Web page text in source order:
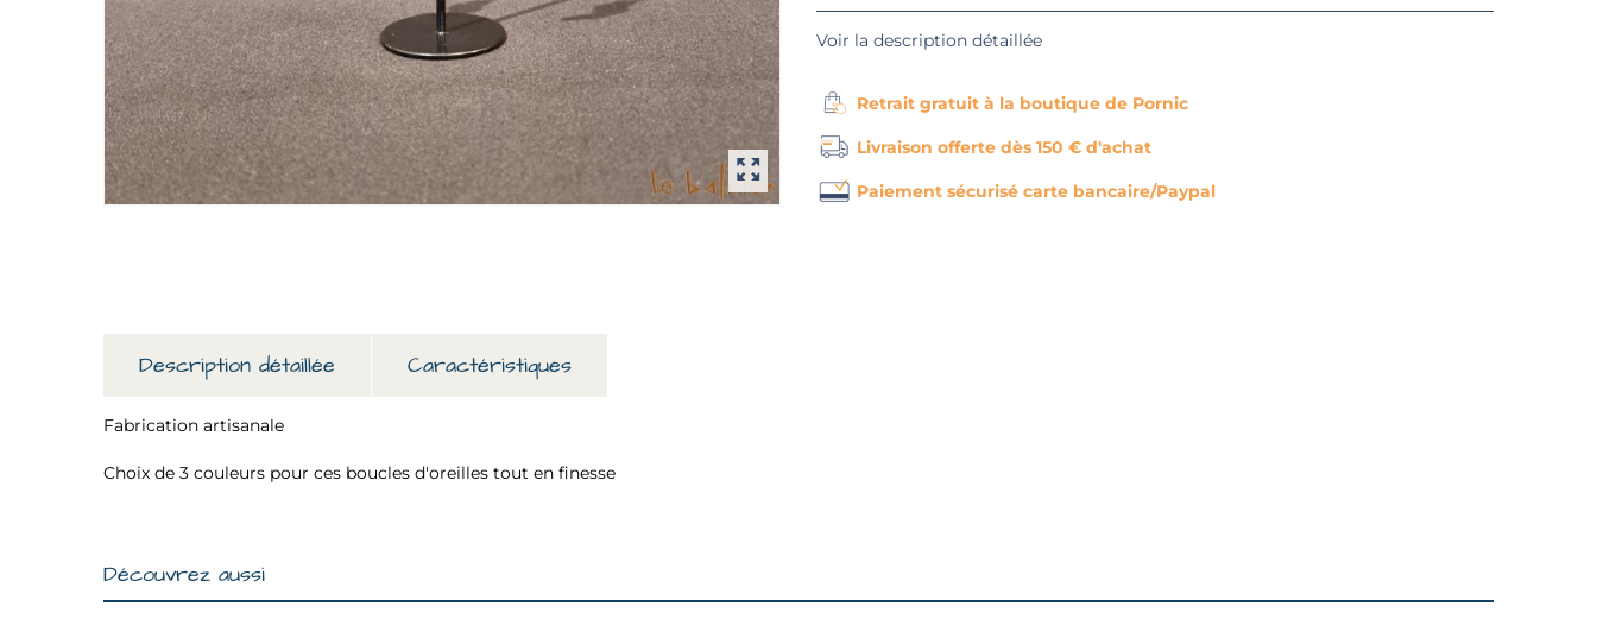
Voir la description détaillée
Retrait gratuit à la boutique de Pornic
Livraison offerte dès 150 € d'achat
Paiement sécurisé carte bancaire/Paypal
Description détaillée Caractéristiques
Fabrication artisanale
Choix de 3 couleurs pour ces boucles d'oreilles tout en finesse
Découvrez aussi